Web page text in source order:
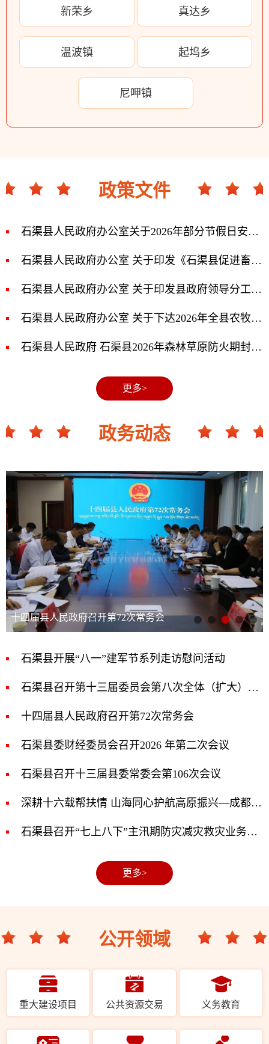
新荣乡 真达乡
温波镇 起坞乡
尼呷镇
政策文件
​石渠县人民政府办公室关于2026年部分节假日安排的通知
石渠县人民政府办公室 关于印发《石渠县促进畜牧业高质量发展十条 措施》的通知
石渠县人民政府办公室 关于印发县政府领导分工的通知
石渠县人民政府办公室 关于下达2026年全县农牧业发展目标任务的通 知
石渠县人民政府 石渠县2026年森林草原防火期封山令
更多>
政务动态
石渠县委财经委员会召开2026 年第二次会议
石渠县开展“八一”建军节系列走访慰问活动
石渠县召开第十三届委员会第八次全体（扩大）会议
十四届县人民政府召开第72次常务会
石渠县委财经委员会召开2026 年第二次会议
石渠县召开十三届县委常委会第106次会议
深耕十六载帮扶情 山海同心护航高原振兴—成都市第一人民医院赴石渠县开展定点帮扶工作座谈会
石渠县召开“七上八下”主汛期防灾减灾救灾业务专题培训会
更多>
公开领域
重大建设项目 公共资源交易 义务教育